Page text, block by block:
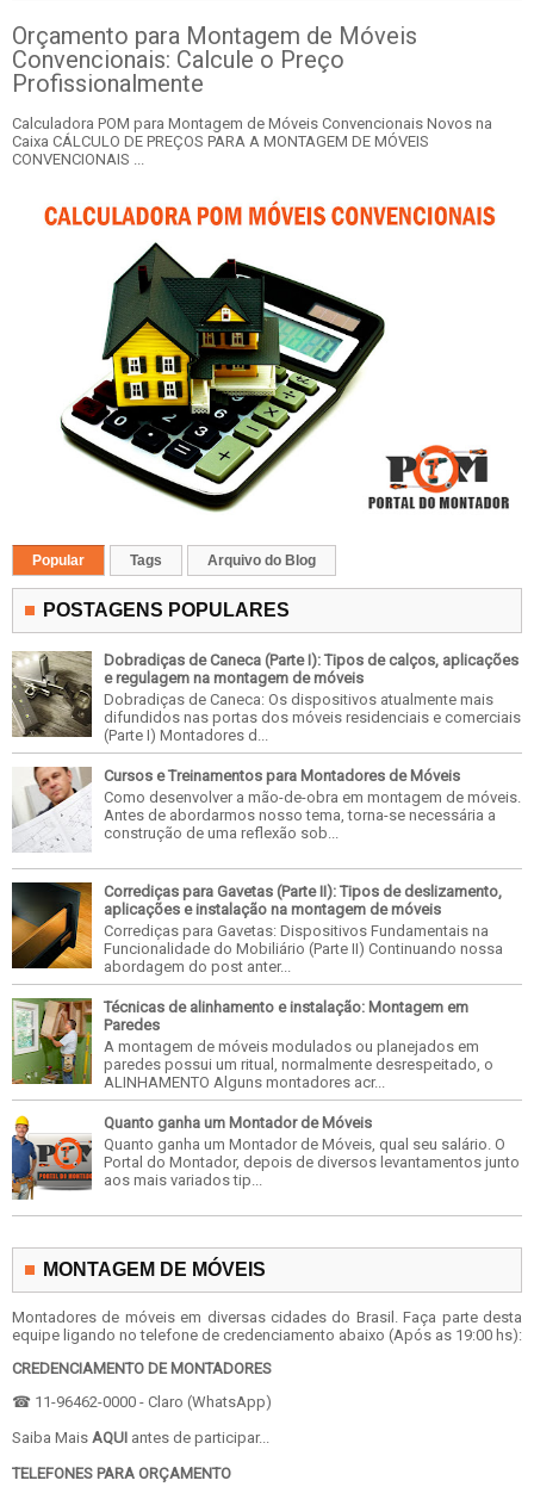
Orçamento para Montagem de Móveis
Convencionais: Calcule o Preço
Profissionalmente
Calculadora POM para Montagem de Móveis Convencionais Novos na
Caixa CÁLCULO DE PREÇOS PARA A MONTAGEM DE MÓVEIS
CONVENCIONAIS ...
Popular Tags Arquivo do Blog
POSTAGENS POPULARES
Dobradiças de Caneca (Parte I): Tipos de calços, aplicações
e regulagem na montagem de móveis
Dobradiças de Caneca: Os dispositivos atualmente mais
difundidos nas portas dos móveis residenciais e comerciais
(Parte I) Montadores d...
Cursos e Treinamentos para Montadores de Móveis
Como desenvolver a mão-de-obra em montagem de móveis.
Antes de abordarmos nosso tema, torna-se necessária a
construção de uma reflexão sob...
Corrediças para Gavetas (Parte II): Tipos de deslizamento,
aplicações e instalação na montagem de móveis
Corrediças para Gavetas: Dispositivos Fundamentais na
Funcionalidade do Mobiliário (Parte II) Continuando nossa
abordagem do post anter...
Técnicas de alinhamento e instalação: Montagem em
Paredes
A montagem de móveis modulados ou planejados em
paredes possui um ritual, normalmente desrespeitado, o
ALINHAMENTO Alguns montadores acr...
Quanto ganha um Montador de Móveis
Quanto ganha um Montador de Móveis, qual seu salário. O
Portal do Montador, depois de diversos levantamentos junto
aos mais variados tip...
MONTAGEM DE MÓVEIS
Montadores de móveis em diversas cidades do Brasil. Faça parte desta
equipe ligando no telefone de credenciamento abaixo (Após as 19:00 hs):
CREDENCIAMENTO DE MONTADORES
☎ 11-96462-0000 - Claro (WhatsApp)
Saiba Mais AQUI antes de participar...
TELEFONES PARA ORÇAMENTO